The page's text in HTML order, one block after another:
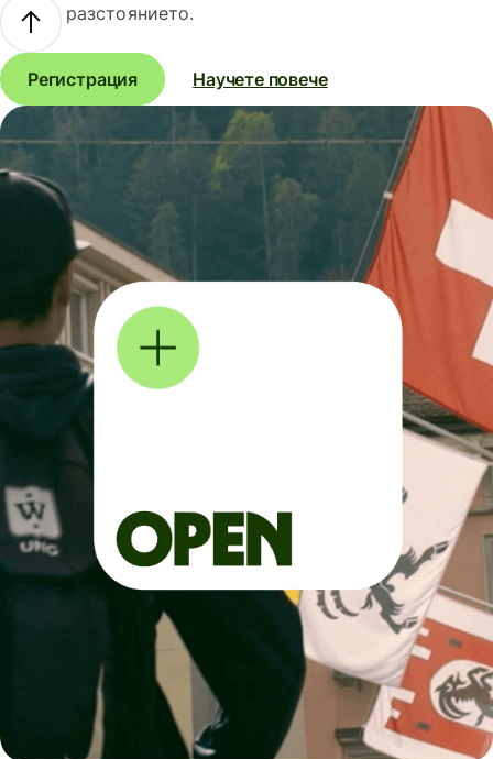
разстоянието.
Регистрация Научете повече